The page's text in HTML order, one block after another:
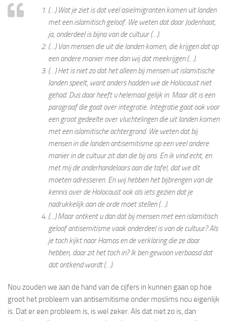
(…) Wat je ziet is dat veel asielmigranten komen uit landen
met een islamitisch geloof. We weten dat daar Jodenhaat,
ja, onderdeel is bijna van de cultuur (…).
(…) Van mensen die uit die landen komen, die krijgen dat op
een andere manier mee dan wij dat meekrijgen (…).
(…) Het is niet zo dat het alleen bij mensen uit islamitische
landen speelt, want anders hadden we de Holocaust niet
gehad. Dus daar heeft u helemaal gelijk in. Maar dit is een
paragraaf die gaat over integratie. Integratie gaat ook voor
een groot gedeelte over vluchtelingen die uit landen komen
met een islamitische achtergrond. We weten dat bij
mensen in die landen antisemitisme op een veel andere
manier in de cultuur zit dan die bij ons. En ik vind echt, en
met mij de onderhandelaars aan die tafel, dat we dit
moeten adresseren. En wij hebben het bijbrengen van de
kennis over de Holocaust ook als iets gezien dat je
nadrukkelijk aan de orde moet stellen (…).
(…) Maar ontkent u dan dat bij mensen met een islamitisch
geloof antisemitisme vaak onderdeel is van de cultuur? Als
je toch kijkt naar Hamas en de verklaring die ze daar
hebben, daar zit het toch in? Ik ben gewoon verbaasd dat
dat ontkend wordt (…).
Nou zouden we aan de hand van de cijfers in kunnen gaan op hoe
groot het probleem van antisemitisme onder moslims nou eigenlijk
is. Dat er een probleem is, is wel zeker. Als dat niet zo is, dan